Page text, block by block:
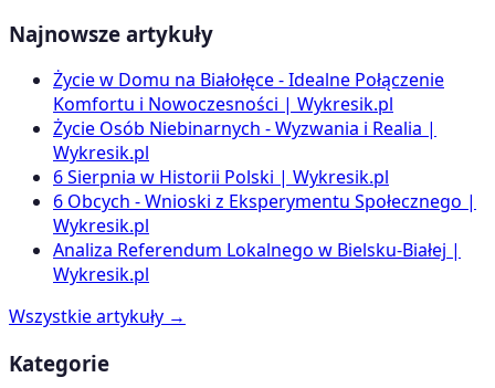
Najnowsze artykuły
Życie w Domu na Białołęce - Idealne Połączenie
Komfortu i Nowoczesności | Wykresik.pl
Życie Osób Niebinarnych - Wyzwania i Realia |
Wykresik.pl
6 Sierpnia w Historii Polski | Wykresik.pl
6 Obcych - Wnioski z Eksperymentu Społecznego |
Wykresik.pl
Analiza Referendum Lokalnego w Bielsku-Białej |
Wykresik.pl
Wszystkie artykuły →
Kategorie